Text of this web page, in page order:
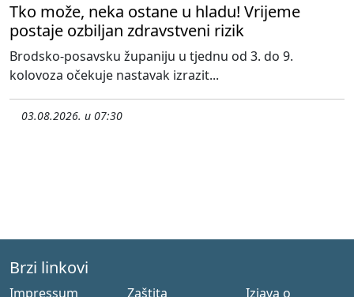
Tko može, neka ostane u hladu! Vrijeme
postaje ozbiljan zdravstveni rizik
Brodsko-posavsku županiju u tjednu od 3. do 9.
kolovoza očekuje nastavak izrazit...
03.08.2026. u 07:30
Brzi linkovi
Impressum Zaštita Izjava o